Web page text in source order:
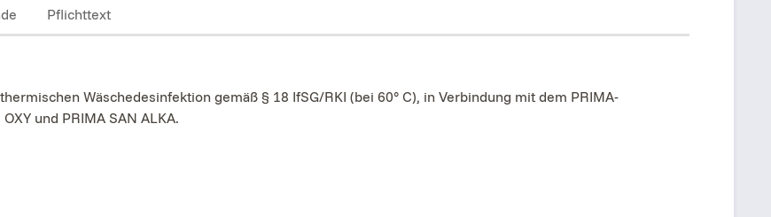
Pflichttext
Wäschedesinfektion gemäß § 18 IfSG/RKI (bei 60° C), in Verbindung mit dem PRIMA-
und PRIMA SAN ALKA.